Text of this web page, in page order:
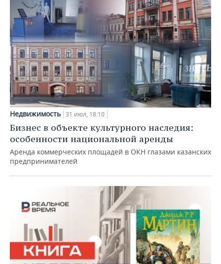
Недвижимость 31 июл, 18:10
Бизнес в объекте культурного наследия:
особенности национальной аренды
Аренда коммерческих площадей в ОКН глазами казанских
предпринимателей